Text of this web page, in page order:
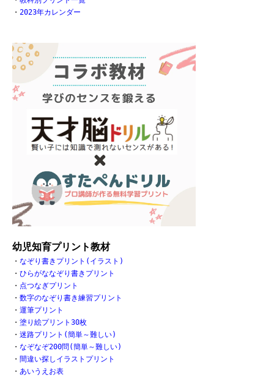
・ 2023年カレンダー
幼児知育プリント教材
・ なぞり書きプリント(イラスト)
・ ひらがななぞり書きプリント
・ 点つなぎプリント
・ 数字のなぞり書き練習プリント
・ 運筆プリント
・ 塗り絵プリント30枚
・ 迷路プリント(簡単～難しい)
・ なぞなぞ200問(簡単～難しい)
・ 間違い探しイラストプリント
・ あいうえお表